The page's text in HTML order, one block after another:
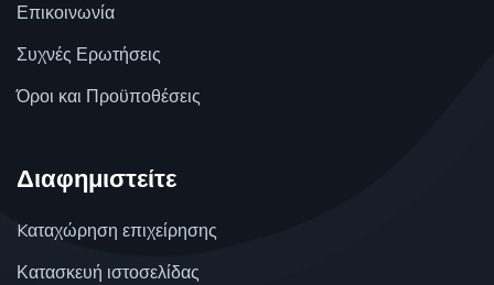
Επικοινωνία
Συχνές Ερωτήσεις
Όροι και Προϋποθέσεις
Διαφημιστείτε
Kαταχώρηση επιχείρησης
Κατασκευή ιστοσελίδας